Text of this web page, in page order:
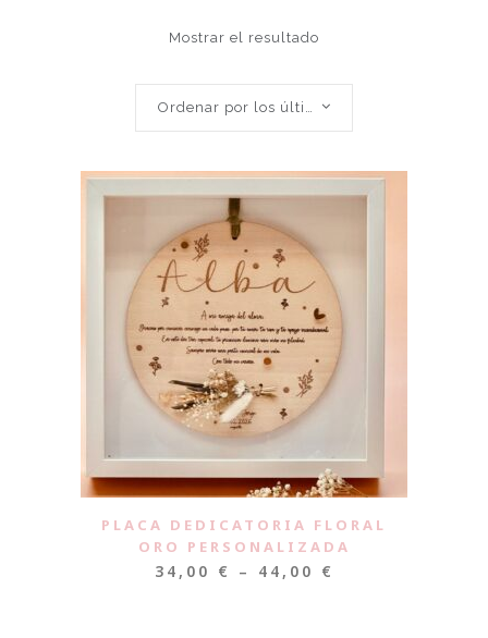
Mostrar el resultado
Ordenar por los últimos
PLACA DEDICATORIA FLORAL
ORO PERSONALIZADA
34,00 € – 44,00 €